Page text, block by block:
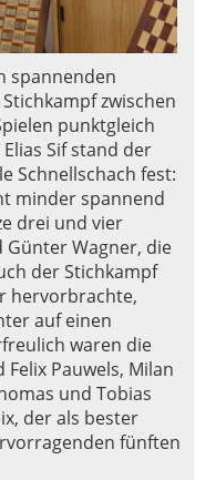
spannenden
zwischen
punktgleich
Sif stand der
Schnellschach fest:
minder spannend
drei und vier
Günter Wagner, die
der Stichkampf
hervorbrachte,
auf einen
waren die
Pauwels, Milan
und Tobias
der als bester
fünften